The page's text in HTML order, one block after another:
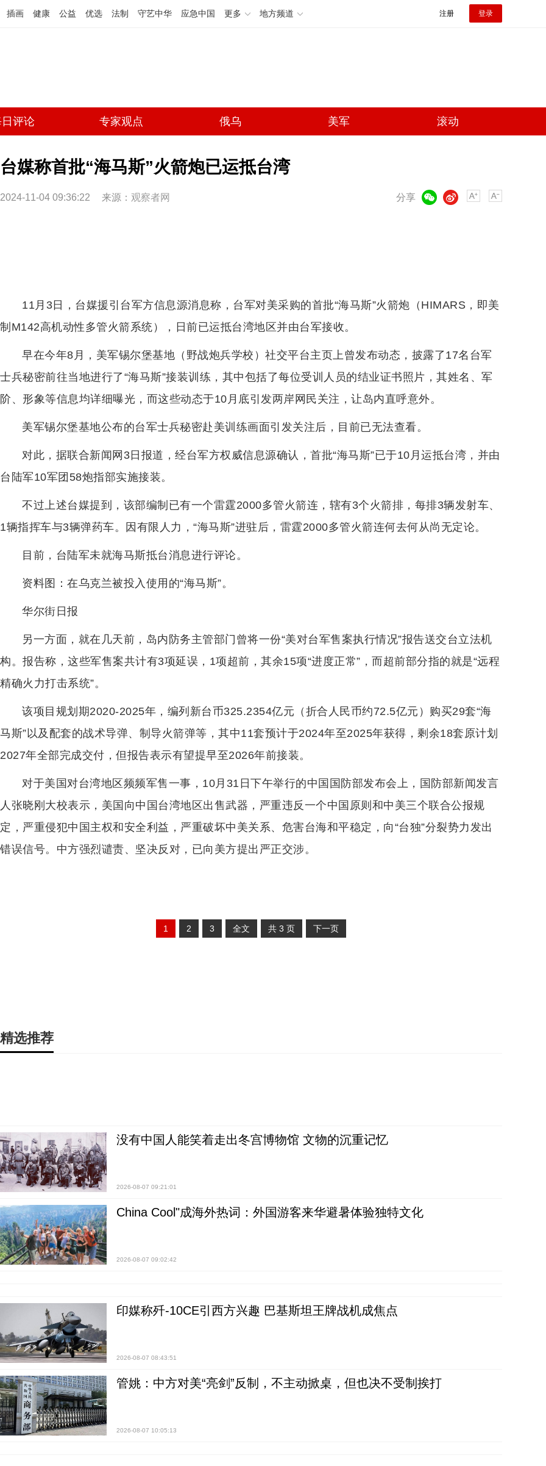
插画 健康 公益 优选 法制 守艺中华 应急中国 更多 地方频道 注册 登录
评论 专家观点 俄乌 美军 滚动
台媒称首批“海马斯”火箭炮已运抵台湾
2024-11-04 09:36:22 来源： 观察者网 分享
微博
11月3日，台媒援引台军方信息源消息称，台军对美采购的首批“海马斯”火箭炮（HIMARS，即美
制M142高机动性多管火箭系统），日前已运抵台湾地区并由台军接收。
早在今年8月，美军锡尔堡基地（野战炮兵学校）社交平台主页上曾发布动态，披露了17名台军
士兵秘密前往当地进行了“海马斯”接装训练，其中包括了每位受训人员的结业证书照片，其姓名、军
阶、形象等信息均详细曝光，而这些动态于10月底引发两岸网民关注，让岛内直呼意外。
美军锡尔堡基地公布的台军士兵秘密赴美训练画面引发关注后，目前已无法查看。
对此，据联合新闻网3日报道，经台军方权威信息源确认，首批“海马斯”已于10月运抵台湾，并由
台陆军10军团58炮指部实施接装。
不过上述台媒提到，该部编制已有一个雷霆2000多管火箭连，辖有3个火箭排，每排3辆发射车、
1辆指挥车与3辆弹药车。因有限人力，“海马斯”进驻后，雷霆2000多管火箭连何去何从尚无定论。
目前，台陆军未就海马斯抵台消息进行评论。
资料图：在乌克兰被投入使用的“海马斯”。
华尔街日报
另一方面，就在几天前，岛内防务主管部门曾将一份“美对台军售案执行情况”报告送交台立法机
构。报告称，这些军售案共计有3项延误，1项超前，其余15项“进度正常”，而超前部分指的就是“远程
精确火力打击系统”。
该项目规划期2020-2025年，编列新台币325.2354亿元（折合人民币约72.5亿元）购买29套“海
马斯”以及配套的战术导弹、制导火箭弹等，其中11套预计于2024年至2025年获得，剩余18套原计划
2027年全部完成交付，但报告表示有望提早至2026年前接装。
对于美国对台湾地区频频军售一事，10月31日下午举行的中国国防部发布会上，国防部新闻发言
人张晓刚大校表示，美国向中国台湾地区出售武器，严重违反一个中国原则和中美三个联合公报规
定，严重侵犯中国主权和安全利益，严重破坏中美关系、危害台海和平稳定，向“台独”分裂势力发出
错误信号。中方强烈谴责、坚决反对，已向美方提出严正交涉。
1 2 3 全文 共 3 页 下一页
精选推荐
没有中国人能笑着走出冬宫博物馆 文物的沉重记忆
2026-08-07 09:21:01
China Cool"成海外热词：外国游客来华避暑体验独特文化
2026-08-07 09:02:42
印媒称歼-10CE引西方兴趣 巴基斯坦王牌战机成焦点
2026-08-07 08:43:51
管姚：中方对美“亮剑”反制，不主动掀桌，但也决不受制挨打
2026-08-07 10:05:13